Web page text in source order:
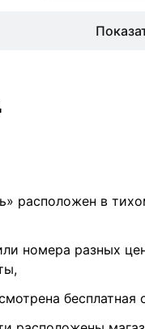
расположен в
номера разных
бесплатная